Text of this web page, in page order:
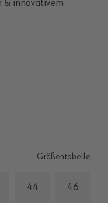
& innovativem
Größentabelle
44 46